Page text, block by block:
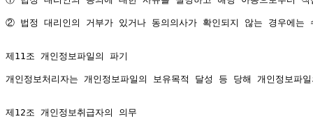
② 법정 대리인의 거부가 있거나 동의의사가 확인되지 않는 경우에는
제11조 개인정보파일의 파기
개인정보처리자는 개인정보파일의 보유목적 달성 등 당해 개인정보
제12조 개인정보취급자의 의무